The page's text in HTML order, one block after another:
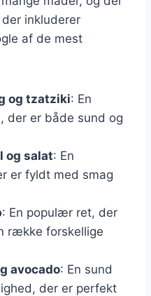
inkluderer
af de mest
og tzatziki: En
der er både sund og
og salat: En
er fyldt med smag
: En populær ret, der
række forskellige
avocado: En sund
der er perfekt